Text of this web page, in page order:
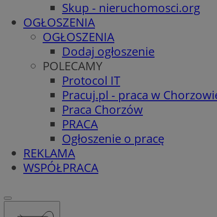
Skup - nieruchomosci.org
OGŁOSZENIA
OGŁOSZENIA
Dodaj ogłoszenie
POLECAMY
Protocol IT
Pracuj.pl - praca w
Praca Chorzów
PRACA
Ogłoszenie o pracę
REKLAMA
WSPÓŁPRACA